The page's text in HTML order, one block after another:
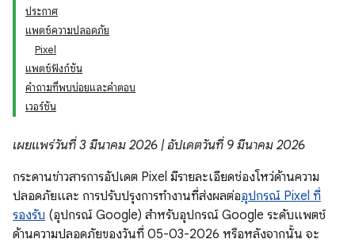
ประกาศ
แพตช์ความปลอดภัย
Pixel
แพตช์ฟังก์ชัน
คำถามที่พบบ่อยและคำตอบ
เวอร์ชัน
เผยแพร่วันที่ 3 มีนาคม 2026 | อัปเดตวันที่ 9 มีนาคม 2026
กระดานข่าวสารการอัปเดต Pixel มีรายละเอียดช่องโหว่ด้านความ
ปลอดภัยและ การปรับปรุงการทำงานที่ส่งผลต่ออุปกรณ์ Pixel ที่
รองรับ (อุปกรณ์ Google) สำหรับอุปกรณ์ Google ระดับแพตช์
ด้านความปลอดภัยของวันที่ 05-03-2026 หรือหลังจากนั้น จะ